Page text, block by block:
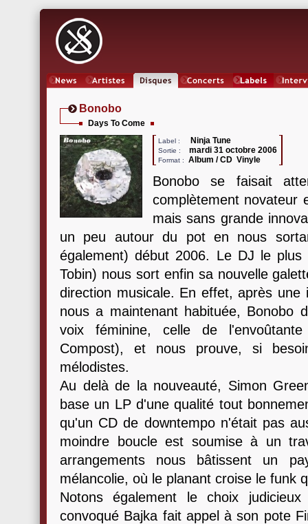
Bonobo
Days To Come
Label : Ninja Tune
Sortie : mardi 31 octobre 2006
Format : Album / CD Vinyle
Bonobo se faisait
complètement novateur
mais sans grande
un peu autour du pot en nous
également) début 2006. Le DJ le
Tobin) nous sort enfin sa nouvelle
direction musicale. En effet, après
nous a maintenant habituée, Bonobo
voix féminine, celle de
Compost), et nous prouve, si
mélodistes.
Au delà de la nouveauté, Simon
base un LP d'une qualité tout
qu'un CD de downtempo n'était pas
moindre boucle est soumise à un
arrangements nous bâtissent un
mélancolie, où le planant croise le funk
Notons également le choix
convoqué Bajka fait appel à son pote